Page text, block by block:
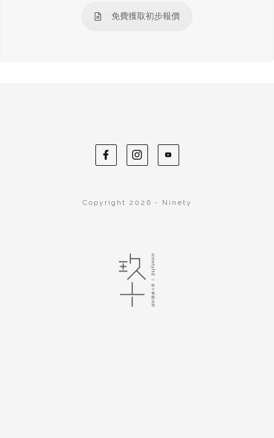
免費獲取初步報價
Copyright 2026 - Ninety